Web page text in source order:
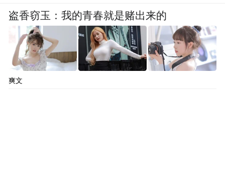
盗香窃玉：我的青春就是赌出来的
爽文